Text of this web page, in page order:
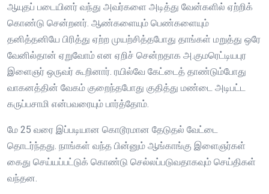
ஆயுதப் படையினர் வந்து அவர்களை அடித்து வேன்களில் ஏற்றிக்
கொண்டு சென்றனர். ஆண்களையும் பெண்களையும்
தனித்தனியே பிரித்து ஏற்ற முயற்சித்தபோது தாங்கள் மறுத்து ஒரே
வேனில்தான் ஏறுவோம் என ஏறிச் சென்றதாக அ.குமரெட்டியபுர
இளைஞர் ஒருவர் கூறினார். ரயில்வே கேட்டைத் தாண்டும்போது
வாகனத்தின் வேகம் குறைந்தபோது குதித்து மண்டை அடிபட்ட
கருப்பசாமி என்பவரையும் பார்த்தோம்.
மே 25 வரை இப்படியான கொடூரமான தேடுதல் வேட்டை
தொடர்ந்தது. நாங்கள் வந்த பின்னும் ஆங்காங்கு இளைஞர்கள்
கைது செய்யப்பட்டுக் கொண்டு செல்லப்படுவதாகவும் செய்திகள்
வந்தன.